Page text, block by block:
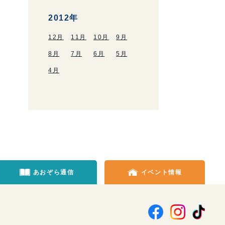
2012年
12月 11月 10月 9月
8月 7月 6月 5月
4月
あおぞら通信 イベント情報